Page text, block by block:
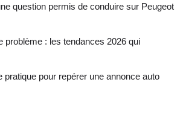
question permis de conduire sur Peugeot
problème : les tendances 2026 qui
pratique pour repérer une annonce auto